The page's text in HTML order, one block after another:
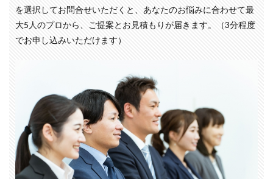
を選択してお問合せいただくと、あなたのお悩みに合わせて最
大5人のプロから、ご提案とお見積もりが届きます。（3分程度
でお申し込みいただけます）